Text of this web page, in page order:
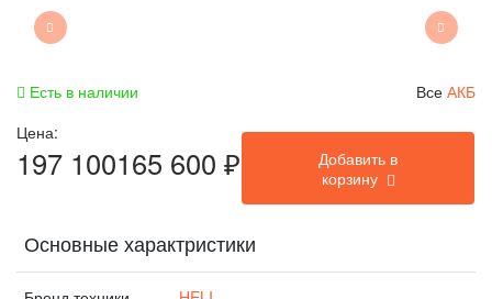
Есть в наличии Все АКБ
Цена:
197 100165 600 ₽
Добавить в
корзину
Основные характристики